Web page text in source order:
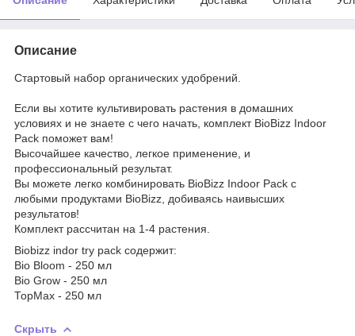
Описание
Стартовый набор органических удобрений.
Если вы хотите культивировать растения в домашних
условиях и не знаете с чего начать, комплект BioBizz Indoor
Pack поможет вам!
Высочайшее качество, легкое применение, и
профессиональный результат.
Вы можете легко комбинировать BioBizz Indoor Pack с
любыми продуктами BioBizz, добиваясь наивысших
результатов!
Комплект рассчитан на 1-4 растения.
Biobizz indor try pack содержит:
Bio Bloom - 250 мл
Bio Grow - 250 мл
ТоpMax - 250 мл
Скрыть